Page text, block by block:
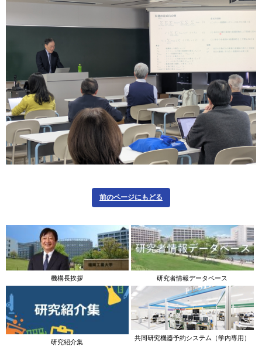
前のページにもどる
機構長挨拶 研究者情報データベース
研究紹介集
共同研究機器予約システム（学内専用）